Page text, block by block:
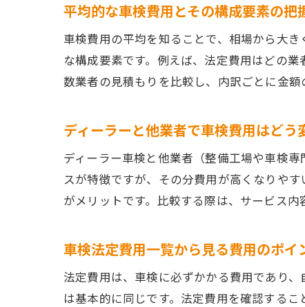
平均的な車検費用とその構成要素の把
車検費用の平均を知ることで、相場から大
な構成要素です。例えば、法定費用はどの
数業者の見積もりを比較し、内訳ごとに金額
ディーラーと他業者で車検費用はどう
ディーラー車検と他業者（整備工場や車検
スが特徴ですが、その分費用が高くなりや
がメリットです。比較する際は、サービス内
車検法定費用一覧から見る費用のポイ
法定費用は、車検に必ずかかる費用であり
は基本的に同じです。法定費用を確認する